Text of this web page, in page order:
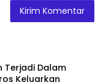
Terjadi Dalam
Keluarkan